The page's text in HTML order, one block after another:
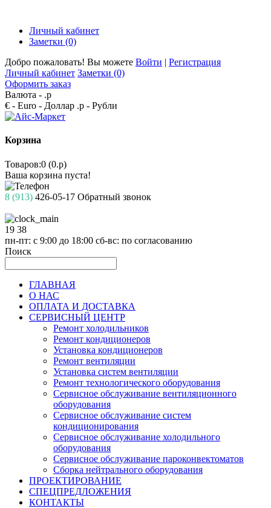
Личный кабинет
Заметки (0)
Добро пожаловать! Вы можете Войти | Регистрация
Личный кабинет Заметки (0)
Оформить заказ
Валюта - .р
€ - Euro - Доллар .р - Рубли
Корзина
Товаров:0 (0.р)
Ваша корзина пуста!
8 (913) 426-05-17 Обратный звонок
19 38
пн-пт: с 9:00 до 18:00 сб-вс: по согласованию
Поиск
ГЛАВНАЯ
О НАС
ОПЛАТА И ДОСТАВКА
СЕРВИСНЫЙ ЦЕНТР
Ремонт холодильников
Ремонт кондиционеров
Установка кондиционеров
Ремонт вентиляции
Установка систем вентиляции
Ремонт технологического оборудования
Cервисное обслуживание вентиляционного
оборудования
Cервисное обслуживание систем
кондиционирования
Cервисное обслуживание холодильного
оборудования
Сервисное обслуживание пароконвектоматов
Сборка нейтрального оборудования
ПРОЕКТИРОВАНИЕ
СПЕЦПРЕДЛОЖЕНИЯ
КОНТАКТЫ